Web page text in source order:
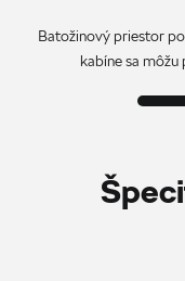
Batožinový priestor
kabíne sa môžu